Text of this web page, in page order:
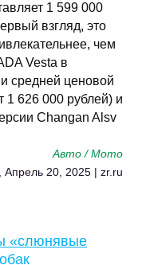
1 599 000
взгляд, это
чем
Vesta в
средней ценовой
1 626 000 рублей) и
Changan Alsv
Авто / Мото
Апрель 20, 2025 | zr.ru
«слюнявые